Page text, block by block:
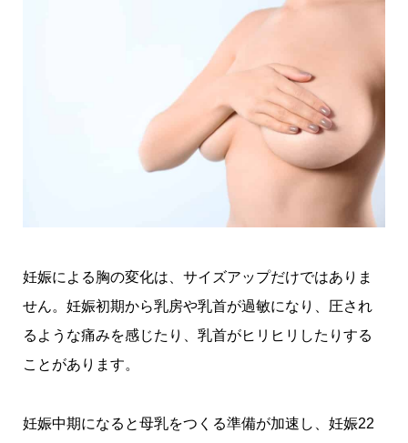
妊娠による胸の変化は、サイズアップだけではありま
せん。妊娠初期から乳房や乳首が過敏になり、圧され
るような痛みを感じたり、乳首がヒリヒリしたりする
ことがあります。
妊娠中期になると母乳をつくる準備が加速し、妊娠22